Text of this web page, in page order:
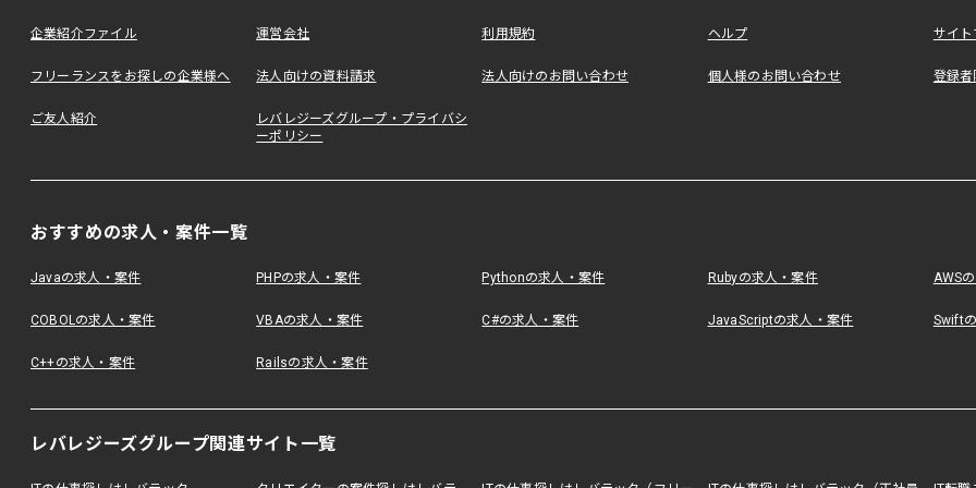
企業紹介ファイル 運営会社 利用規約 ヘルプ サイ
フリーランスをお探しの企業様へ 法人向けの資料請求 法人向けのお問い合わせ 個人様のお問い合わせ 登録
ご友人紹介
レバレジーズグループ・プライバシ
ーポリシー
おすすめの求人・案件一覧
Javaの求人・案件 PHPの求人・案件 Pythonの求人・案件 Rubyの求人・案件 AWS
COBOLの求人・案件 VBAの求人・案件 C#の求人・案件 JavaScriptの求人・案件 Swift
C++の求人・案件 Railsの求人・案件
レバレジーズグループ関連サイト一覧